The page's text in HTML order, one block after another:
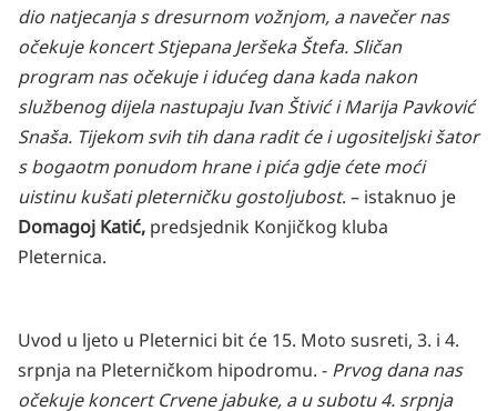
dio natjecanja s dresurnom vožnjom, a navečer nas
očekuje koncert Stjepana Jeršeka Štefa. Sličan
program nas očekuje i idućeg dana kada nakon
službenog dijela nastupaju Ivan Štivić i Marija Pavković
Snaša. Tijekom svih tih dana radit će i ugositeljski šator
s bogaotm ponudom hrane i pića gdje ćete moći
uistinu kušati pleterničku gostoljubost. – istaknuo je
Domagoj Katić, predsjednik Konjičkog kluba
Pleternica.
Uvod u ljeto u Pleternici bit će 15. Moto susreti, 3. i 4.
srpnja na Pleterničkom hipodromu. - Prvog dana nas
očekuje koncert Crvene jabuke, a u subotu 4. srpnja